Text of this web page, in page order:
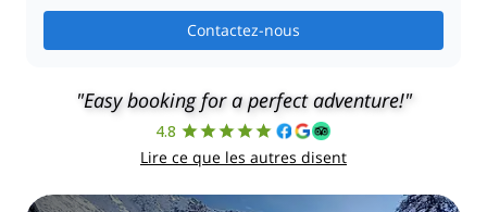
Contactez-nous
"Easy booking for a perfect adventure!"
4.8
Lire ce que les autres disent